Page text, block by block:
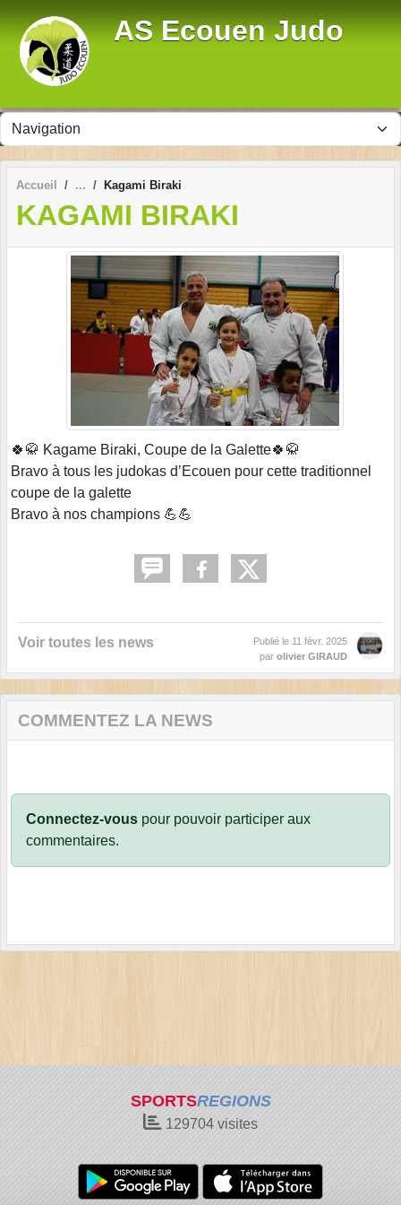
AS Ecouen Judo
Accueil Kagami Biraki
KAGAMI BIRAKI
🍀🥋 Kagame Biraki, Coupe de la Galette🍀🥋
Bravo à tous les judokas d’Ecouen pour cette traditionnel
coupe de la galette
Bravo à nos champions 💪💪
Voir toutes les news Publié le 11 févr. 2025
par olivier GIRAUD
COMMENTEZ LA NEWS
Connectez-vous pour pouvoir participer aux
commentaires.
SPORTSREGIONS
129704 visites